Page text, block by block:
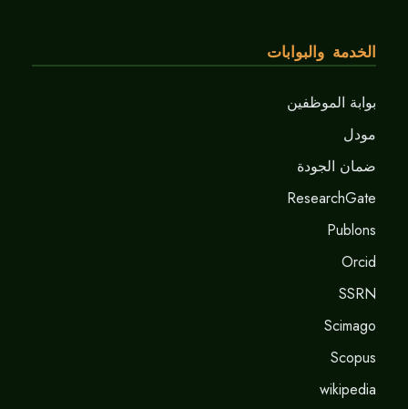
الخدمة والبوابات
بوابة الموظفين
مودل
ضمان الجودة
ResearchGate
Publons
Orcid
SSRN
Scimago
Scopus
wikipedia